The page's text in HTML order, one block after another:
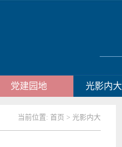
党建园地 光影内大
当前位置: 首页 > 光影内大